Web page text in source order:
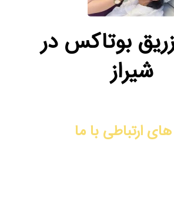
بوتاکس در
شیراز
های ارتباطی با ما